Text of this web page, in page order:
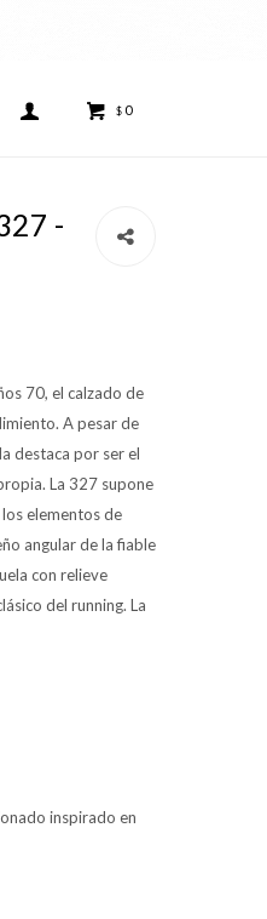
$ 0
-
70, el calzado de
A pesar de
destaca por ser el
La 327 supone
elementos de
angular de la fiable
con relieve
del running. La
inspirado en